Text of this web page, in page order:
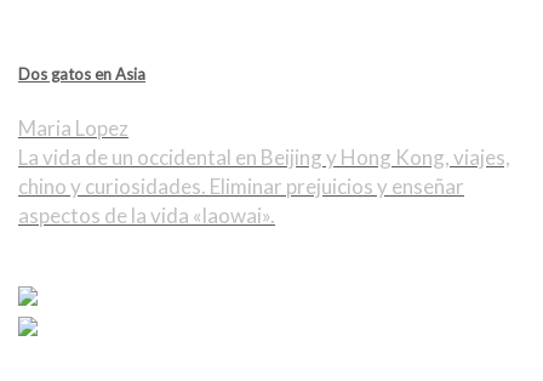
Dos gatos en Asia
Maria Lopez
La vida de un occidental en Beijing y Hong Kong, viajes,
chino y curiosidades. Eliminar prejuicios y enseñar
aspectos de la vida «laowai».